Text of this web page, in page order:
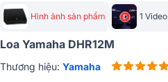
Hình ảnh sản phẩm 1 Video
Loa Yamaha DHR12M
Thương hiệu: Yamaha